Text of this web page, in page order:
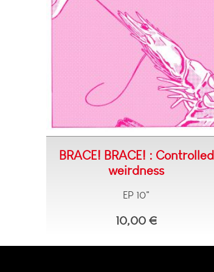
BRACE! BRACE! : Controlled
weirdness
EP 10"
10,00 €